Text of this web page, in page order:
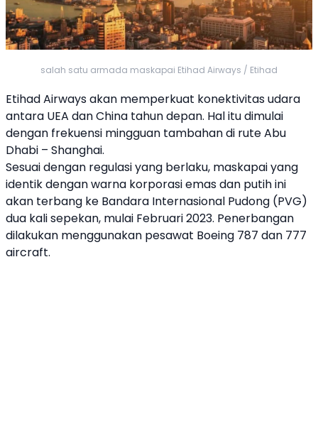
salah satu armada maskapai Etihad Airways / Etihad
Etihad Airwaysakan memperkuat konektivitas udara
antara UEA danChina tahun depan. Hal itu dimulai
dengan frekuensi mingguan tambahan di rute Abu
Dhabi – Shanghai.
Sesuai dengan regulasi yang berlaku, maskapai yang
identik dengan warna korporasi emas dan putih ini
akan terbang ke Bandara Internasional Pudong (PVG)
dua kali sepekan, mulai Februari 2023. Penerbangan
dilakukan menggunakan pesawat Boeing 787 dan 777
aircraft.